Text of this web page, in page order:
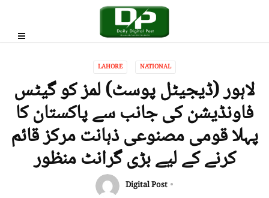
LAHORE NATIONAL
لاہور (ڈیجیٹل پوسٹ) لمز کو گیٹس
فاونڈیشن کی جانب سے پاکستان کا
پہلا قومی مصنوعی ذہانت مرکز قائم
کرنے کے لیے بڑی گرانٹ منظور
Digital Post